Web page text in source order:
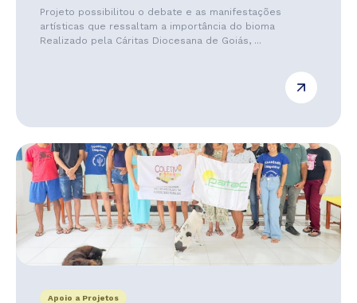
Projeto possibilitou o debate e as manifestações
artísticas que ressaltam a importância do bioma
Realizado pela Cáritas Diocesana de Goiás, ...
Apoio a Projetos